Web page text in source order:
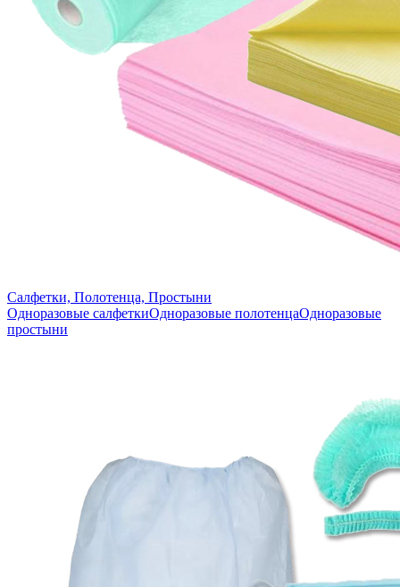
Салфетки, Полотенца, Простыни
Одноразовые салфеткиОдноразовые полотенцаОдноразовые
простыни